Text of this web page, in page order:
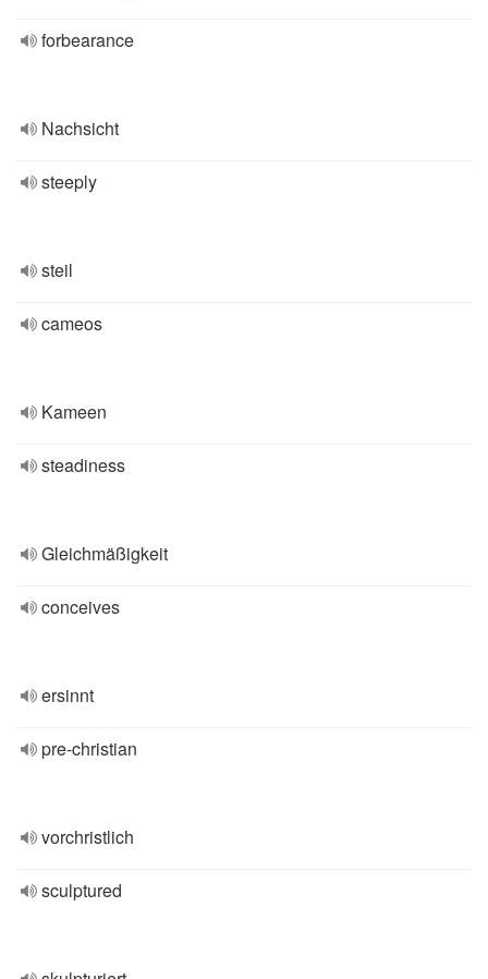
forbearance
Nachsicht
steeply
steil
cameos
Kameen
steadiness
Gleichmäßigkeit
conceives
ersinnt
pre-christian
vorchristlich
sculptured